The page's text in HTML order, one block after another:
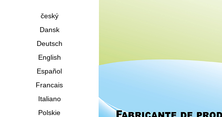
český
Dansk
Deutsch
English
Español
Francais
Italiano
Polskie